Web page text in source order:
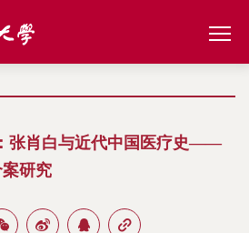
张肖白与近代中国医疗史——
研究